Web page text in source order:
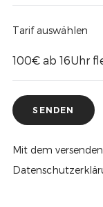
Tarif auswählen
Mit dem